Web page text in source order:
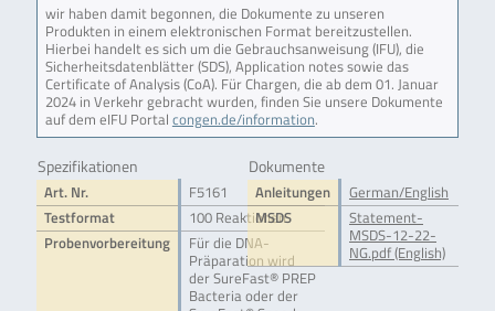
wir haben damit begonnen, die Dokumente zu unseren
Produkten in einem elektronischen Format bereitzustellen.
Hierbei handelt es sich um die Gebrauchsanweisung (IFU), die
Sicherheitsdatenblätter (SDS), Application notes sowie das
Certificate of Analysis (CoA). Für Chargen, die ab dem 01. Januar
2024 in Verkehr gebracht wurden, finden Sie unsere Dokumente
auf dem eIFU Portal congen.de/information.
Spezifikationen
Art. Nr.
F5161
Testformat
100 Reaktionen
Probenvorbereitung
Für die DNA-
Präparation wird
der SureFast® PREP
Bacteria oder der
Dokumente
Anleitungen
German/English
MSDS
Statement-
MSDS-12-22-
NG.pdf (English)